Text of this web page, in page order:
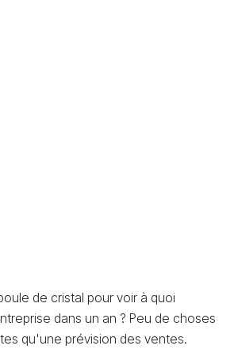
de cristal pour voir à quoi
dans un an ? Peu de choses
qu'une prévision des ventes.